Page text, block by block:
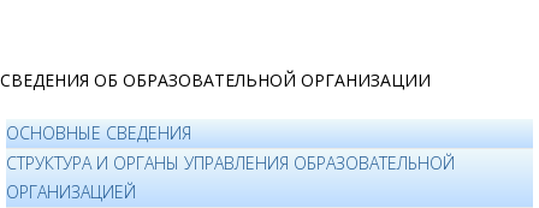
СВЕДЕНИЯ ОБ ОБРАЗОВАТЕЛЬНОЙ ОРГАНИЗАЦИИ
ОСНОВНЫЕ СВЕДЕНИЯ
СТРУКТУРА И ОРГАНЫ УПРАВЛЕНИЯ ОБРАЗОВАТЕЛЬНОЙ
ОРГАНИЗАЦИЕЙ